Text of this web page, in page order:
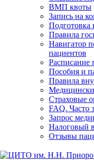
ВМП квоты
Запись на
Подготовка
Правила
Навигатор
пациентов
Расписание
Пособия и
Правила
Страховые
FAQ. Часто
Запрос
Налоговый
Отзывы